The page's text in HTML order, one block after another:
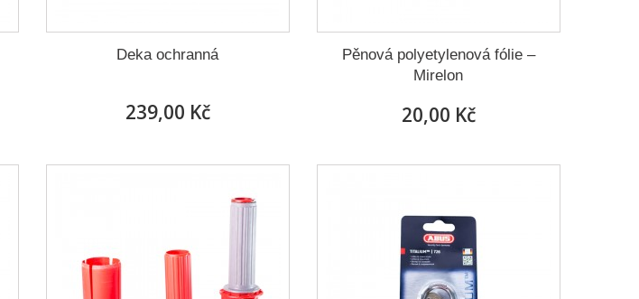
Deka ochranná
239,00 Kč
Pěnová polyetylenová fólie –
Mirelon
20,00 Kč